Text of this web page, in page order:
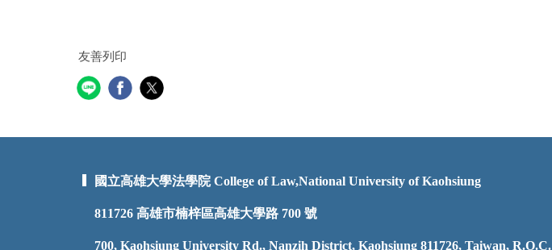
友善列印
國立高雄大學法學院 College of Law,National University of Kaohsiung
811726 高雄市楠梓區高雄大學路 700 號
700, Kaohsiung University Rd., Nanzih District, Kaohsiung 811726, Taiwan, R.O.C.